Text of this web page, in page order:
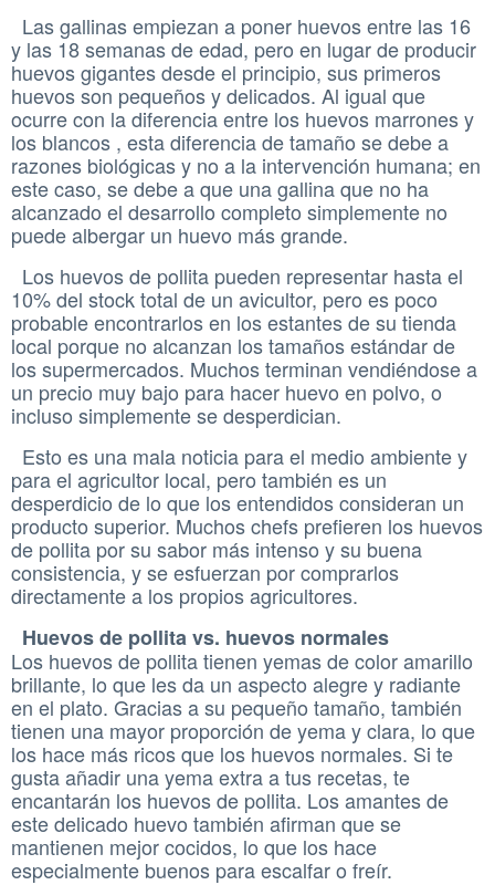
Las gallinas empiezan a poner huevos entre las 16
y las 18 semanas de edad, pero en lugar de producir
huevos gigantes desde el principio, sus primeros
huevos son pequeños y delicados. Al igual que
ocurre con la diferencia entre los huevos marrones y
los blancos , esta diferencia de tamaño se debe a
razones biológicas y no a la intervención humana; en
este caso, se debe a que una gallina que no ha
alcanzado el desarrollo completo simplemente no
puede albergar un huevo más grande.
Los huevos de pollita pueden representar hasta el
10% del stock total de un avicultor, pero es poco
probable encontrarlos en los estantes de su tienda
local porque no alcanzan los tamaños estándar de
los supermercados. Muchos terminan vendiéndose a
un precio muy bajo para hacer huevo en polvo, o
incluso simplemente se desperdician.
Esto es una mala noticia para el medio ambiente y
para el agricultor local, pero también es un
desperdicio de lo que los entendidos consideran un
producto superior. Muchos chefs prefieren los huevos
de pollita por su sabor más intenso y su buena
consistencia, y se esfuerzan por comprarlos
directamente a los propios agricultores.
Huevos de pollita vs. huevos normales
Los huevos de pollita tienen yemas de color amarillo
brillante, lo que les da un aspecto alegre y radiante
en el plato. Gracias a su pequeño tamaño, también
tienen una mayor proporción de yema y clara, lo que
los hace más ricos que los huevos normales. Si te
gusta añadir una yema extra a tus recetas, te
encantarán los huevos de pollita. Los amantes de
este delicado huevo también afirman que se
mantienen mejor cocidos, lo que los hace
especialmente buenos para escalfar o freír.